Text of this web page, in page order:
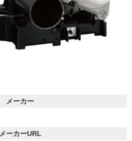
メーカー
メーカーURL